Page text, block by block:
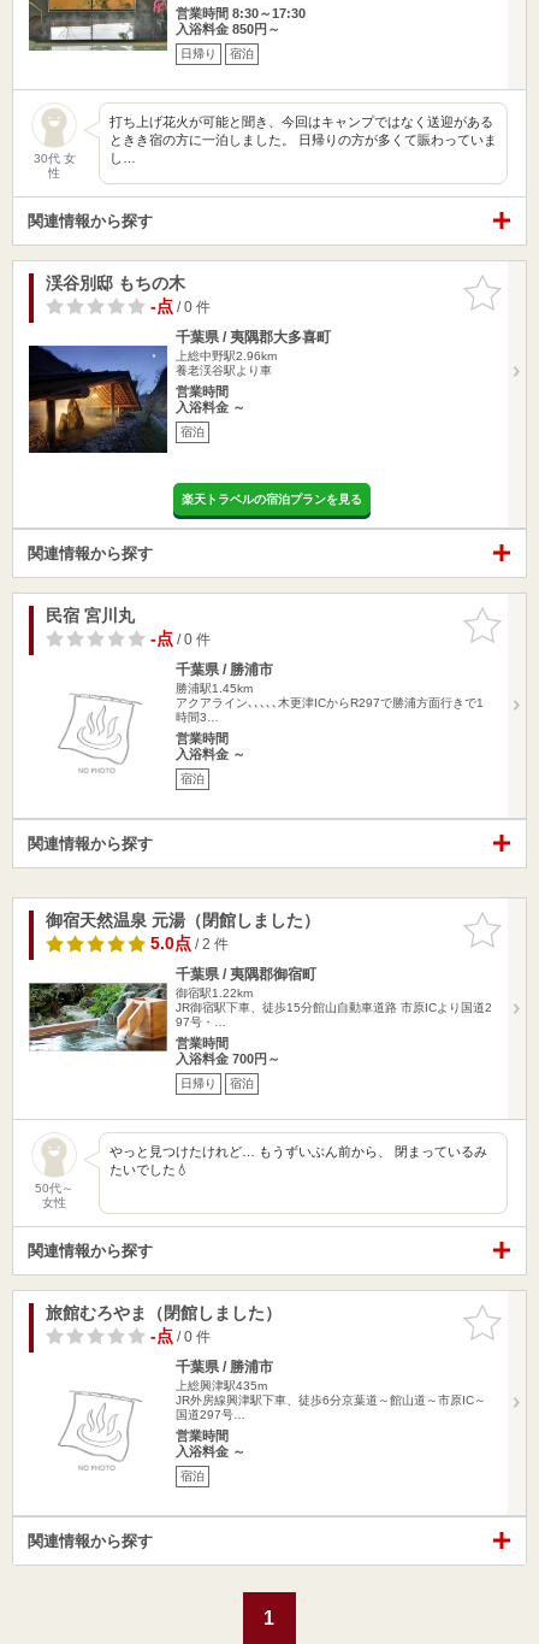
営業時間 8:30～17:30
入浴料金 850円～
日帰り 宿泊
30代 女
性
打ち上げ花火が可能と聞き、今回はキャンプではなく送迎がある
ときき宿の方に一泊しました。 日帰りの方が多くて賑わっていま
し…
関連情報から探す
お気に入
りに追加
渓谷別邸 もちの木
-点/ 0 件
千葉県 / 夷隅郡大多喜町
上総中野駅2.96km
養老渓谷駅より車
営業時間
入浴料金 ～
宿泊
楽天トラベルの宿泊プランを見る
関連情報から探す
お気に入
りに追加
民宿 宮川丸
-点/ 0 件
千葉県 / 勝浦市
勝浦駅1.45km
アクアライン､､､､､木更津ICからR297で勝浦方面行きで1
時間3…
営業時間
入浴料金 ～
宿泊
関連情報から探す
お気に入
りに追加
御宿天然温泉 元湯（閉館しました）
5.0点/ 2 件
千葉県 / 夷隅郡御宿町
御宿駅1.22km
JR御宿駅下車、徒歩15分館山自動車道路 市原ICより国道2
97号・…
営業時間
入浴料金 700円～
日帰り 宿泊
50代～
女性
やっと見つけたけれど… もうずいぶん前から、 閉まっているみ
たいでした💧
関連情報から探す
お気に入
りに追加
旅館むろやま（閉館しました）
-点/ 0 件
千葉県 / 勝浦市
上総興津駅435m
JR外房線興津駅下車、徒歩6分京葉道～館山道～市原IC～
国道297号…
営業時間
入浴料金 ～
宿泊
関連情報から探す
1